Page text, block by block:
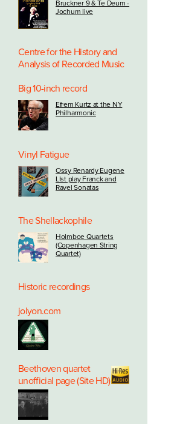
Bruckner 9 & Te Deum -
Jochum live
Centre for the History and
Analysis of Recorded Music
Big 10-inch record
Efrem Kurtz at the NY
Philharmonic
Vinyl Fatigue
Ossy Renardy Eugene
LIst play Franck and
Ravel Sonatas
The Shellackophile
Holmboe Quartets
(Copenhagen String
Quartet)
Historic recordings
jolyon.com
Beethoven quartet
unofficial page (Site HD)